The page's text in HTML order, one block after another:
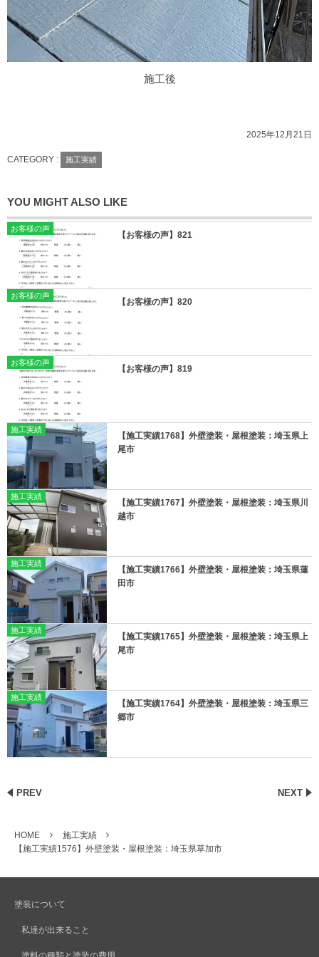
施工後
2025年12月21日
CATEGORY : 施工実績
YOU MIGHT ALSO LIKE
お客様の声
【お客様の声】821
お客様の声
【お客様の声】820
お客様の声
【お客様の声】819
施工実績
【施工実績1768】外壁塗装・屋根塗装：埼玉県上
尾市
施工実績
【施工実績1767】外壁塗装・屋根塗装：埼玉県川
越市
施工実績
【施工実績1766】外壁塗装・屋根塗装：埼玉県蓮
田市
施工実績
【施工実績1765】外壁塗装・屋根塗装：埼玉県上
尾市
施工実績
【施工実績1764】外壁塗装・屋根塗装：埼玉県三
郷市
PREV NEXT
HOME
施工実績
【施工実績1576】外壁塗装・屋根塗装：埼玉県草加市
塗装について
私達が出来ること